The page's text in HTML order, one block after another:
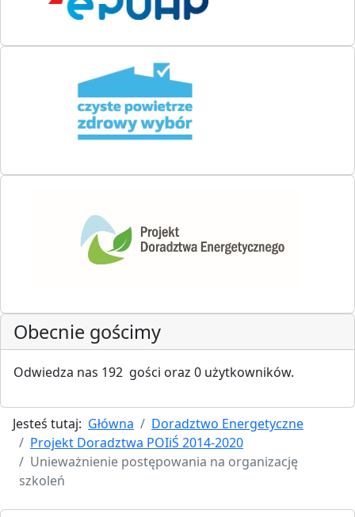
Obecnie gościmy
Odwiedza nas 192 gości oraz 0 użytkowników.
Jesteś tutaj: Główna
Doradztwo Energetyczne
Projekt Doradztwa POIiŚ 2014-2020
Unieważnienie postępowania na organizację
szkoleń